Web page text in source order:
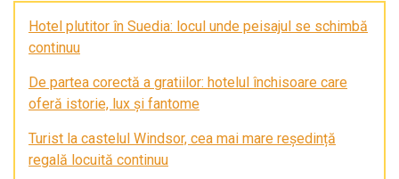
Hotel plutitor în Suedia: locul unde peisajul se schimbă
continuu
De partea corectă a gratiilor: hotelul închisoare care
oferă istorie, lux și fantome
Turist la castelul Windsor, cea mai mare reședință
regală locuită continuu